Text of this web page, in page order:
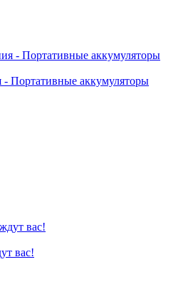
Портативные аккумуляторы
вас!